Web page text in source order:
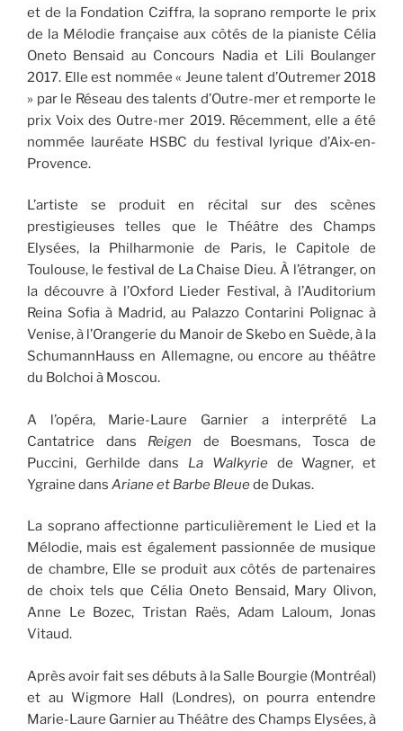
et de la Fondation Cziffra, la soprano remporte le prix
de la Mélodie française aux côtés de la pianiste Célia
Oneto Bensaid au Concours Nadia et Lili Boulanger
2017. Elle est nommée « Jeune talent d’Outremer 2018
» par le Réseau des talents d’Outre-mer et remporte le
prix Voix des Outre-mer 2019. Récemment, elle a été
nommée lauréate HSBC du festival lyrique d’Aix-en-
Provence.
L’artiste se produit en récital sur des scènes
prestigieuses telles que le Théâtre des Champs
Elysées, la Philharmonie de Paris, le Capitole de
Toulouse, le festival de La Chaise Dieu. À l’étranger, on
la découvre à l’Oxford Lieder Festival, à l’Auditorium
Reina Sofia à Madrid, au Palazzo Contarini Polignac à
Venise, à l’Orangerie du Manoir de Skebo en Suède, à la
SchumannHauss en Allemagne, ou encore au théâtre
du Bolchoi à Moscou.
A l’opéra, Marie-Laure Garnier a interprété La
Cantatrice dans Reigen de Boesmans, Tosca de
Puccini, Gerhilde dans La Walkyriede Wagner, et
Ygraine dans Ariane et Barbe Bleuede Dukas.
La soprano affectionne particulièrement le Lied et la
Mélodie, mais est également passionnée de musique
de chambre, Elle se produit aux côtés de partenaires
de choix tels que Célia Oneto Bensaid, Mary Olivon,
Anne Le Bozec, Tristan Raës, Adam Laloum, Jonas
Vitaud.
Après avoir fait ses débuts à la Salle Bourgie (Montréal)
et au Wigmore Hall (Londres), on pourra entendre
Marie-Laure Garnier au Théâtre des Champs Elysées, à